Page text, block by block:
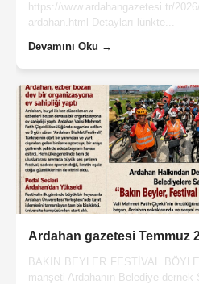
https://www.ardahangazetesi.tr/
ardahan.html Detayları lünkte...
Devamını Oku →
Ardahan gazetesi Temmuz
BAKIN BEYLER FESTİVAL
manşeti Ardahanın Belediye dernek